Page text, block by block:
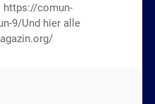
https://comun-
9/Und hier alle